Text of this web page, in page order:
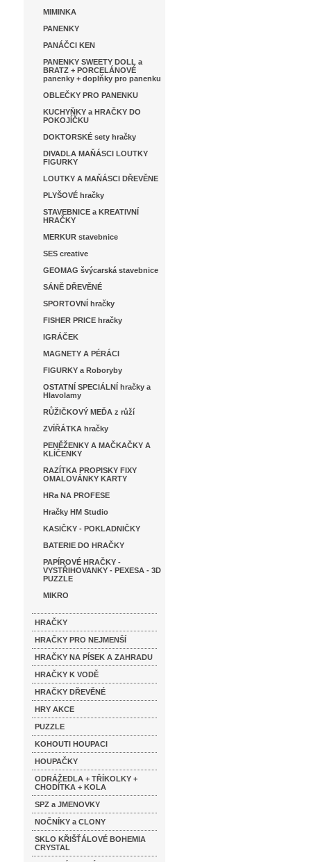
MIMINKA
PANENKY
PANÁČCI KEN
PANENKY SWEETY DOLL a
BRATZ + PORCELÁNOVÉ
panenky + doplňky pro panenku
OBLEČKY PRO PANENKU
KUCHYŇKY a HRAČKY DO
POKOJÍČKU
DOKTORSKÉ sety hračky
DIVADLA MAŇÁSCI LOUTKY
FIGURKY
LOUTKY A MAŇÁSCI DŘEVĚNE
PLYŠOVÉ hračky
STAVEBNICE a KREATIVNÍ
HRAČKY
MERKUR stavebnice
SES creative
GEOMAG švýcarská stavebnice
SÁNĚ DŘEVĚNÉ
SPORTOVNÍ hračky
FISHER PRICE hračky
IGRÁČEK
MAGNETY A PÉRÁCI
FIGURKY a Roboryby
OSTATNÍ SPECIÁLNÍ hračky a
Hlavolamy
RŮŽIČKOVÝ MEĎA z růží
ZVÍŘÁTKA hračky
PENĚŽENKY A MAČKAČKY A
KLÍČENKY
RAZÍTKA PROPISKY FIXY
OMALOVÁNKY KARTY
HRa NA PROFESE
Hračky HM Studio
KASIČKY - POKLADNIČKY
BATERIE DO HRAČKY
PAPÍROVÉ HRAČKY -
VYSTŘIHOVANKY - PEXESA - 3D
PUZZLE
MIKRO
HRAČKY
HRAČKY PRO NEJMENŠÍ
HRAČKY NA PÍSEK A ZAHRADU
HRAČKY K VODĚ
HRAČKY DŘEVĚNÉ
HRY AKCE
PUZZLE
KOHOUTI HOUPACI
HOUPAČKY
ODRÁŽEDLA + TŘÍKOLKY +
CHODÍTKA + KOLA
SPZ a JMENOVKY
NOČNÍKY a CLONY
SKLO KŘIŠŤÁLOVÉ BOHEMIA
CRYSTAL